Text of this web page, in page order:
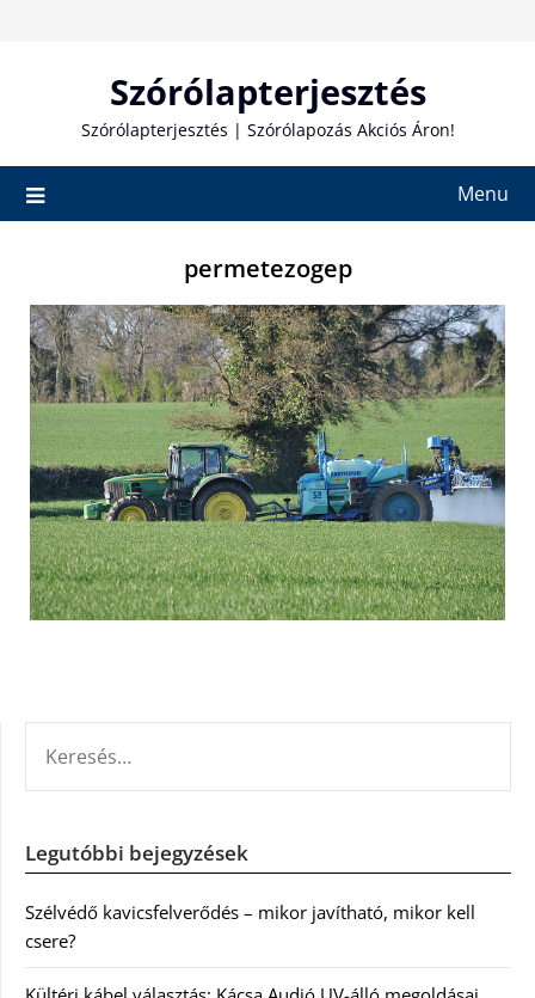
Szórólapterjesztés
Szórólapterjesztés | Szórólapozás Akciós Áron!
Menu
permetezogep
Legutóbbi bejegyzések
Szélvédő kavicsfelverődés – mikor javítható, mikor kell
csere?